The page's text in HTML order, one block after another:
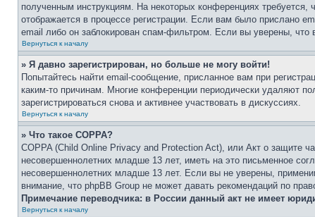
полученным инструкциям. На некоторых конференциях
отображается в процессе регистрации. Если вам было прислано
email либо он заблокирован спам-фильтром. Если вы уверены, что
Вернуться к началу
» Я давно зарегистрирован, но больше не могу войти!
Попытайтесь найти email-сообщение, присланное вам при
каким-то причинам. Многие конференции периодически удаляют
зарегистрироваться снова и активнее участвовать в дискуссиях.
Вернуться к началу
» Что такое COPPA?
COPPA (Child Online Privacy and Protection Act), или Акт о защите
несовершеннолетних младше 13 лет, иметь на это письменное
несовершеннолетних младше 13 лет. Если вы не уверены,
внимание, что phpBB Group не может давать рекомендаций по
Примечание переводчика: в России данный акт не имеет
Вернуться к началу